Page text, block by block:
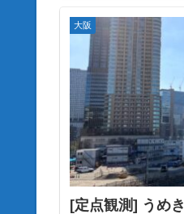
大阪
[定点観測] うめ